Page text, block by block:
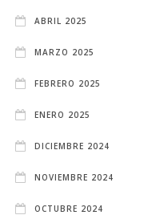
ABRIL 2025
MARZO 2025
FEBRERO 2025
ENERO 2025
DICIEMBRE 2024
NOVIEMBRE 2024
OCTUBRE 2024